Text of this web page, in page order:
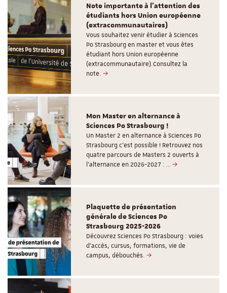
Note importante à l'attention des
étudiants hors Union européenne
(extracommunautaires)
Vous souhaitez venir étudier à Sciences
Po Strasbourg en master et vous êtes
étudiant hors Union européenne
(extracommunautaire).Consultez la
note.
Mon Master en alternance à
Sciences Po Strasbourg !
Un Master 2 en alternance à Sciences Po
Strasbourg c'est possible ! Retrouvez nos
quatre parcours de Masters 2 ouverts à
l'alternance en 2026-2027 : …
Plaquette de présentation
générale de Sciences Po
Strasbourg 2025-2026
Découvrez Sciences Po Strasbourg : voies
d'accès, cursus, formations, vie de
campus, débouchés.